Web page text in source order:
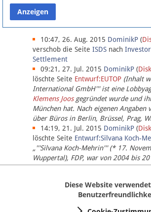
Datenschutz
Über Lobbypedia
Impressum
10:47, 26. Aug. 2015 DominikP (
verschob die Seite ISDS nach
Settlement
09:21, 27. Jul. 2015 DominikP (
löschte Seite Entwurf:EUTOP (Inhalt
International GmbH''' ist eine
Klemens Joosgegründet wurde und
München hat. Nach eigenen Angaben
über Büros in Berlin, Brüssel, Prag,
14:19, 21. Jul. 2015 DominikP (
löschte Seite Entwurf:Silvana Koch-
„'''Silvana Koch-Mehrin''' (* 17.
Wuppertal), FDP, war von 2004 bis
Europäischen Parlaments, seit
Diese Website